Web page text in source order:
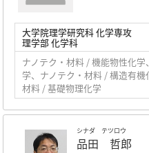
大学院理学研究科 化学専攻
理学部 化学科
ナノテク・材料 / 機能物性化
学、ナノテク・材料 / 構造有
材料 / 基礎物理化学
シナダ テツロウ
品田 哲郎